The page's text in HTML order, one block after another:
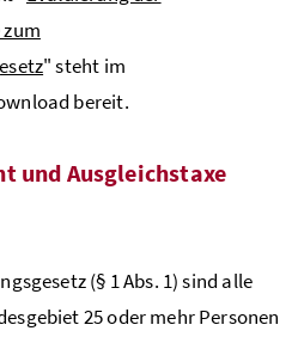
" steht im
bereit.
und Ausgleichstaxe
(§ 1 Abs. 1) sind alle
25 oder mehr Personen